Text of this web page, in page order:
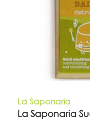
La Saponaria
La Saponaria